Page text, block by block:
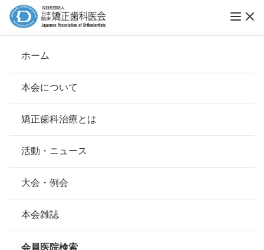
ホーム
本会について
会長挨拶
基本理念
組織について
本会の歴史
矯正歯科治療とは
安心して治療を受けていただくための「6つの指針」
安心できる矯正歯科治療契約のための「7つの提言」
矯正歯科治療について
活動・ニュース
大会・例会
本会雑誌
会員医院検索
医療法人 瑞翔会 浅見矯正歯科クリニック
ホーム 会員医院検索
医療法人 瑞翔会 浅見矯正歯科クリニック
所在地
愛知県名古屋市中区錦三丁目15-15